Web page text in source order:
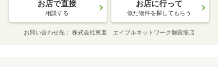
お店で直接
相談する
お店に行って
似た物件を探してもらう
お問い合わせ先 株式会社東亜 エイブルネットワーク御殿場店